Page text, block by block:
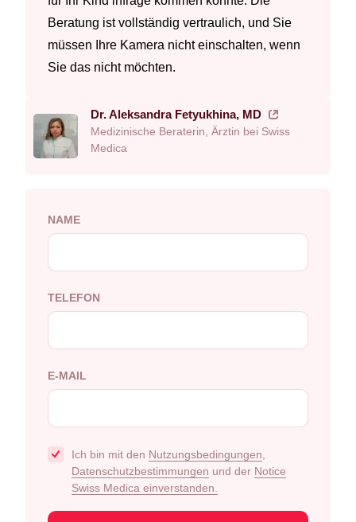
Beratung ist vollständig vertraulich, und Sie
müssen Ihre Kamera nicht einschalten, wenn
Sie das nicht möchten.
Dr. Aleksandra Fetyukhina, MD
Medizinische Beraterin, Ärztin bei Swiss
Medica
NAME
TELEFON
E-MAIL
Ich bin mit den Nutzungsbedingungen
Datenschutzbestimmungen und der Notice
Swiss Medica einverstanden.